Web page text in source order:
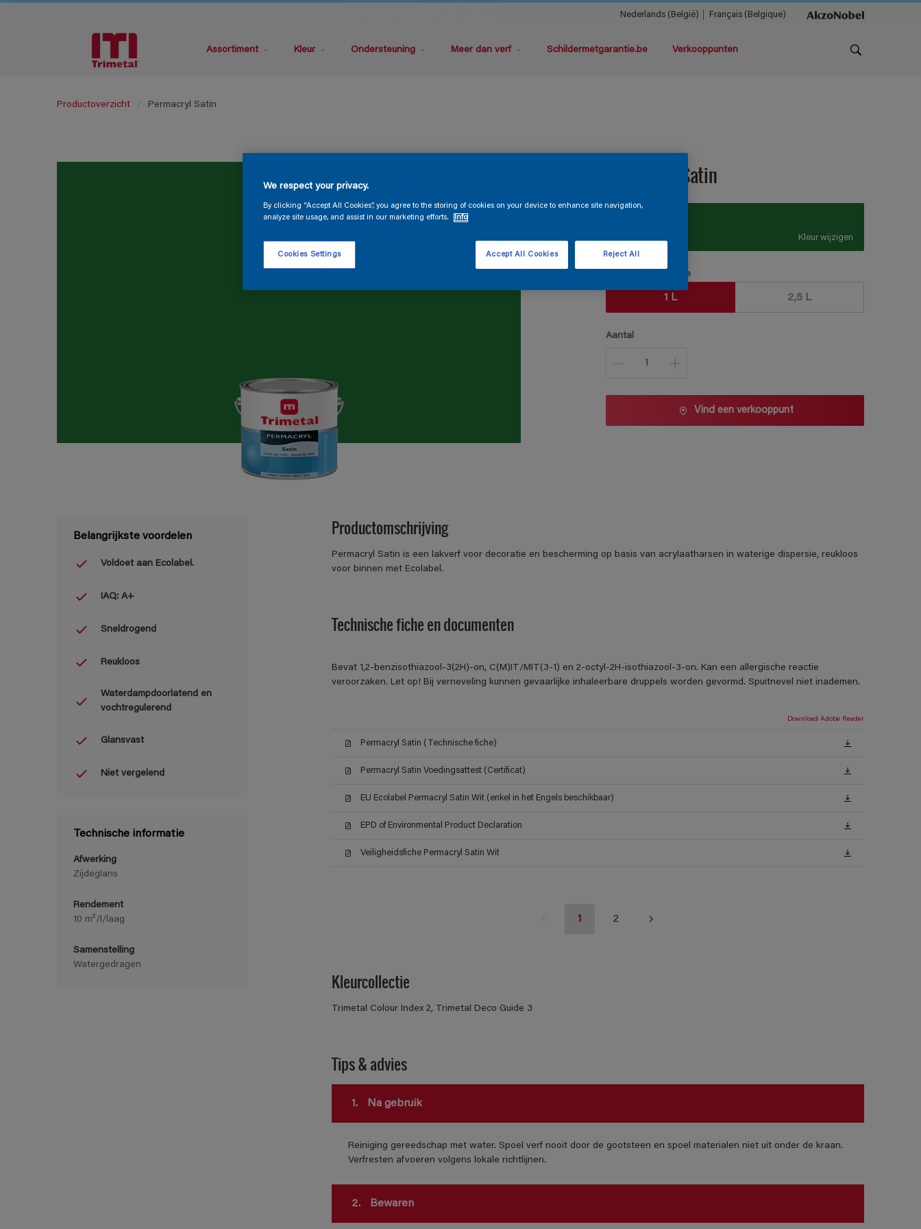
Nederlands (België) Français (Belgique)
Assortiment Kleur Ondersteuning Meer dan verf Schildermetgarantie.be Verkooppunten
Productoverzicht Permacryl Satin
Permacryl Satin
Kleur wijzigen
Verpakkingsgrootte
1 L 2,5 L
Aantal
Vind een verkooppunt
Belangrijkste voordelen
Voldoet aan Ecolabel.
IAQ: A+
Sneldrogend
Reukloos
Waterdampdoorlatend en
vochtregulerend
Glansvast
Niet vergelend
Technische informatie
Afwerking
Zijdeglans
Rendement
10 m²/l/laag
Samenstelling
Watergedragen
Productomschrijving
Permacryl Satin is een lakverf voor decoratie en bescherming op basis van acrylaatharsen in waterige dispersie, reukloos
voor binnen met Ecolabel.
Technische fiche en documenten
Bevat 1,2-benzisothiazool-3(2H)-on, C(M)IT/MIT(3-1) en 2-octyl-2H-isothiazool-3-on. Kan een allergische reactie
veroorzaken. Let op! Bij verneveling kunnen gevaarlijke inhaleerbare druppels worden gevormd. Spuitnevel niet inademen.
Download Adobe Reader
Permacryl Satin (Technische fiche)
Permacryl Satin Voedingsattest (Certificat)
EU Ecolabel Permacryl Satin Wit (enkel in het Engels beschikbaar)
EPD of Environmental Product Declaration
Veiligheidsfiche Permacryl Satin Wit
1 2
Kleurcollectie
Trimetal Colour Index 2, Trimetal Deco Guide 3
Tips & advies
1. Na gebruik
Reiniging gereedschap met water. Spoel verf nooit door de gootsteen en spoel materialen niet uit onder de kraan.
Verfresten afvoeren volgens lokale richtlijnen.
2. Bewaren
We respect your privacy.
By clicking “Accept All Cookies”, you agree to the storing of cookies on your device to enhance site navigation,
analyze site usage, and assist in our marketing efforts.
Info
Cookies Settings Reject All
Accept All Cookies